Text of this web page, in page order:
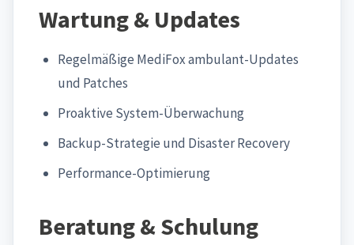
Wartung & Updates
Regelmäßige MediFox ambulant-Updates
und Patches
Proaktive System-Überwachung
Backup-Strategie und Disaster Recovery
Performance-Optimierung
Beratung & Schulung